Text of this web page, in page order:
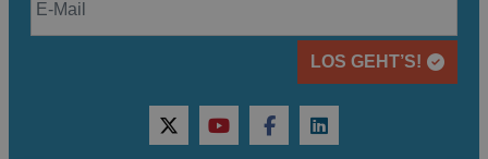
LOS GEHT’S!
twitteryoutubefacebooklinkedin